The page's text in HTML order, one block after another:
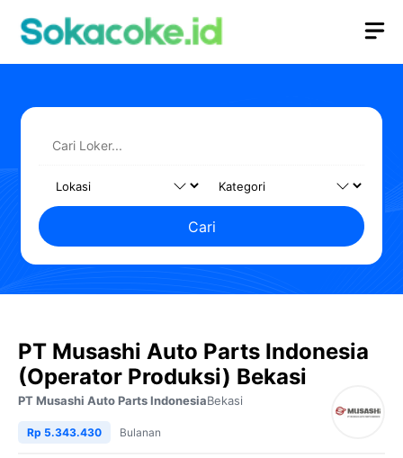
Cari
PT Musashi Auto Parts Indonesia
(Operator Produksi) Bekasi
PT Musashi Auto Parts IndonesiaBekasi
Rp 5.343.430 Bulanan